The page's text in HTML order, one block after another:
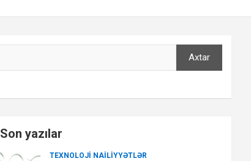
Axtar
Son yazılar
TEXNOLOJI NAILIYYƏTLƏR